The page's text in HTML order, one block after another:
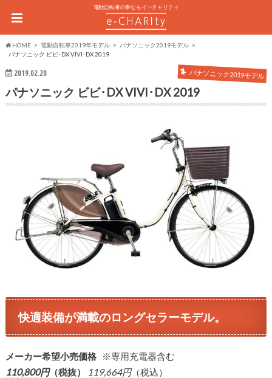
電動自転車の事ならイーチャリティ
HOME 電動自転車2019年モデル
パナソニック2019モデル
パナソニック ビビ･DX VIVI･DX 2019
2019.02.20 パナソニック2019モデル
パナソニック ビビ･DX VIVI･DX 2019
快適装備が満載のロングセラーモデル。
メーカー希望小売価格
※専用充電器含む
110,800円（税抜） 119,664円（税込）